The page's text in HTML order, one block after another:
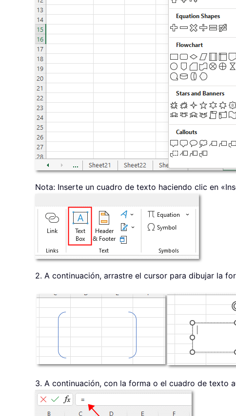
Nota: Inserte un cuadro de texto haciendo clic en
2. A continuación, arrastre el cursor para dibujar la
3. A continuación, con la forma o el cuadro de texto